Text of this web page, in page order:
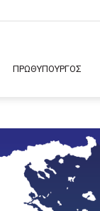
ΠΡΩΘΥΠΟΥΡΓΟΣ